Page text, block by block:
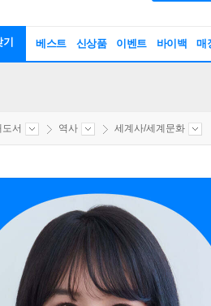
베스트 신상품 이벤트 바이백 매
도서 역사 세계사/세계문화